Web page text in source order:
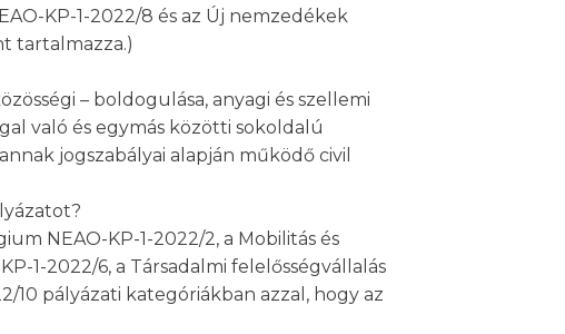
KP-1-2022/8 és az Új nemzedékek
tartalmazza.)
– boldogulása, anyagi és szellemi
való és egymás közötti sokoldalú
jogszabályai alapján működő civil
NEAO-KP-1-2022/2, a Mobilitás és
1-2022/6, a Társadalmi felelősségvállalás
10 pályázati kategóriákban azzal, hogy az